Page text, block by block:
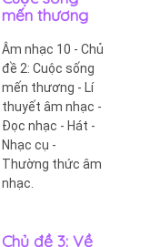
mến thương
Âm nhạc 10 - Chủ
đề 2: Cuộc sống
mến thương - Lí
thuyết âm nhạc -
Đọc nhạc - Hát -
Nhạc cụ -
Thường thức âm
nhạc.
Chủ đề 3: Về